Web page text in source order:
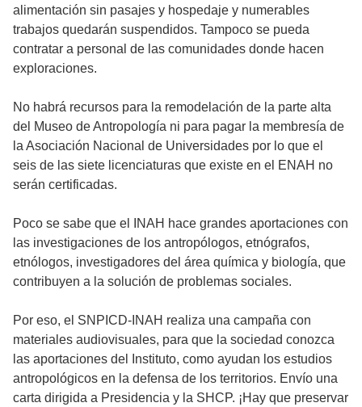
alimentación sin pasajes y hospedaje y numerables
trabajos quedarán suspendidos. Tampoco se pueda
contratar a personal de las comunidades donde hacen
exploraciones.
No habrá recursos para la remodelación de la parte alta
del Museo de Antropología ni para pagar la membresía de
la Asociación Nacional de Universidades por lo que el
seis de las siete licenciaturas que existe en el ENAH no
serán certificadas.
Poco se sabe que el INAH hace grandes aportaciones con
las investigaciones de los antropólogos, etnógrafos,
etnólogos, investigadores del área química y biología, que
contribuyen a la solución de problemas sociales.
Por eso, el SNPICD-INAH realiza una campaña con
materiales audiovisuales, para que la sociedad conozca
las aportaciones del Instituto, como ayudan los estudios
antropológicos en la defensa de los territorios. Envío una
carta dirigida a Presidencia y la SHCP. ¡Hay que preservar